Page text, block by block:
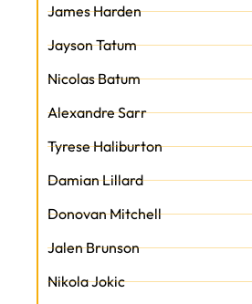
James Harden
Jayson Tatum
Nicolas Batum
Alexandre Sarr
Tyrese Haliburton
Damian Lillard
Donovan Mitchell
Jalen Brunson
Nikola Jokic